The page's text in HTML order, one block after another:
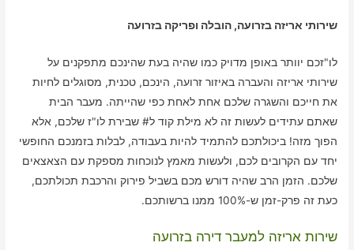
שירותי אריזה בזרועה, הובלה ופריקה בזרועה
לו"זכם יוותר באופן מדויק כמו שהיה בעת שהינכם מתפקנים על
שירותי אריזה והעברה באיזור זרועה, הינכם, טכנית, מסוגלים לחיות
את חייכם והשגרה שלכם אחת לאחת כפי שהייתה. מעבר הבית
שאתם עתידים לעשות זה לא מילת קוד ל# שבירת לו"ז שלכם, אלא
הפוך מזה! ביכולתכם להתמיד להיות בעבודה, לבלות בזמנכם החופשי
יחד עם הקרובים לכם, ולעשות מאמץ לנוכחות מספקת עם הצאצאים
שלכם. הזמן הרב שהיה דורש מכם בשביל פירוק והרכבת תכולתכם,
כעת זה פרק-זמן ש-100% ממנו ברשותכם.
שירות אריזה למעבר דירה בזרועה